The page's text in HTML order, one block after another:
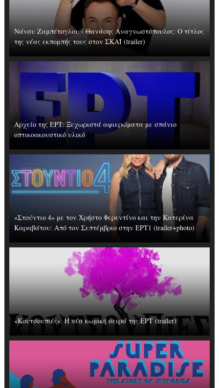
Νάνσυ Ζαμπέτογλου - Θανάσης Αναγνωστόπουλος: Ο τίτλος
της νέας εκπομπής τους στον ΣΚΑΪ (trailer)
Αρχείο της ΕΡΤ: Ξεχωριστά αφιερώματα με σπάνιο
οπτικοακουστικό υλικό
«Στούντιο 4» με τον Χρήστο Φερεντίνο και την Κατερίνα
Καραβάτου: Από τον Σεπτέμβριο στην ΕΡΤ1 (trailer+photo)
«Κουτσουπιές»: Η νέα κωμική σειρά της ΕΡΤ (trailer)